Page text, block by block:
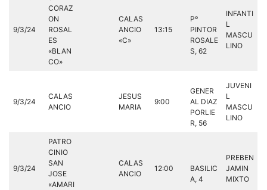
9/3/24
CORAZ
ON
ROSAL
ES
«BLAN
CO»
CALAS
ANCIO
«C»
13:15
Pº
PINTOR
ROSALE
S, 62
INFANTI
L
MASCU
LINO
9/3/24
CALAS
ANCIO
JESUS
MARIA
9:00
GENER
AL DIAZ
PORLIE
R, 56
JUVENI
L
MASCU
LINO
9/3/24
PATRO
CINIO
SAN
JOSE
«AMARI
CALAS
ANCIO
12:00
BASILIC
A, 4
PREBEN
JAMIN
MIXTO